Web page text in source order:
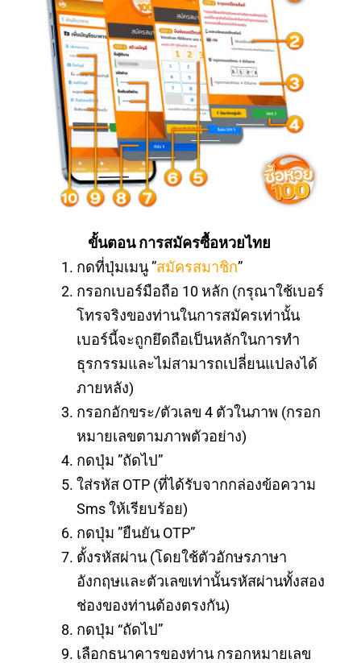
ขั้นตอน การสมัครซื้อหวยไทย
กดที่ปุ่มเมนู ”สมัครสมาชิก”
กรอกเบอร์มือถือ 10 หลัก (กรุณาใช้เบอร์
โทรจริงของท่านในการสมัครเท่านั้น
เบอร์นี้จะถูกยึดถือเป็นหลักในการทำ
ธุรกรรมและไม่สามารถเปลี่ยนแปลงได้
ภายหลัง)
กรอกอักขระ/ตัวเลข 4 ตัวในภาพ (กรอก
หมายเลขตามภาพตัวอย่าง)
กดปุ่ม ”ถัดไป”
ใส่รหัส OTP (ที่ได้รับจากกล่องข้อความ
Sms ให้เรียบร้อย)
กดปุ่ม ”ยืนยัน OTP”
ตั้งรหัสผ่าน (โดยใช้ตัวอักษรภาษา
อังกฤษและตัวเลขเท่านั้นรหัสผ่านทั้งสอง
ช่องของท่านต้องตรงกัน)
กดปุ่ม “ถัดไป”
เลือกธนาคารของท่าน กรอกหมายเลข